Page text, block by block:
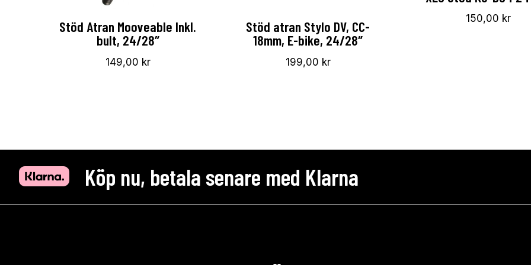
Stöd Atran Mooveable Inkl.
bult, 24/28″
149,00 kr
Stöd atran Stylo DV, CC-
18mm, E-bike, 24/28″
199,00 kr
150,00 kr
Köp nu, betala senare med Klarna